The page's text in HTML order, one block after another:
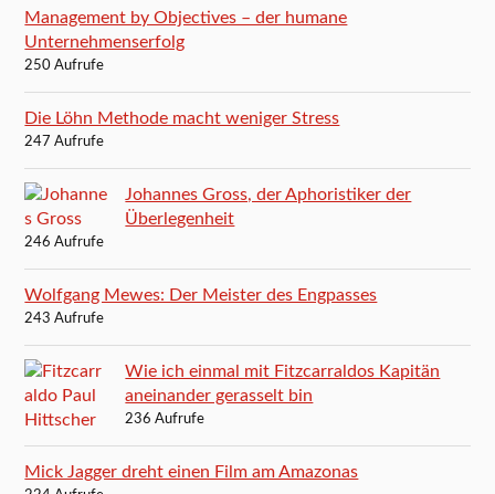
Management by Objectives – der humane
Unternehmenserfolg
250 Aufrufe
Die Löhn Methode macht weniger Stress
247 Aufrufe
Johannes Gross, der Aphoristiker der
Überlegenheit
246 Aufrufe
Wolfgang Mewes: Der Meister des Engpasses
243 Aufrufe
Wie ich einmal mit Fitzcarraldos Kapitän
aneinander gerasselt bin
236 Aufrufe
Mick Jagger dreht einen Film am Amazonas